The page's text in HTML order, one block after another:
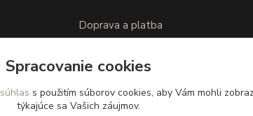
Doprava a platba
Spracovanie cookies
súhlas s použitím súborov cookies, aby Vám mohli
týkajúce sa Vašich záujmov.